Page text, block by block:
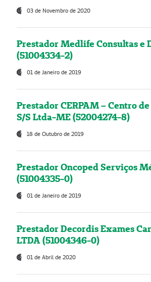
03 de Novembro de 2020
Prestador Medlife Consultas e
(51004334-2)
01 de Janeiro de 2019
Prestador CERPAM – Centro
S/S Ltda-ME (52004274-8)
18 de Outubro de 2019
Prestador Oncoped Serviços
(51004335-0)
01 de Janeiro de 2019
Prestador Decordis Exames
LTDA (51004346-0)
01 de Abril de 2020